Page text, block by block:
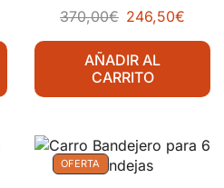
370,00€ 246,50€
AÑADIR AL
CARRITO
OFERTA